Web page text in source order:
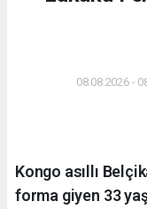
08.08.2026 -
Kongo asıllı
forma giyen 33